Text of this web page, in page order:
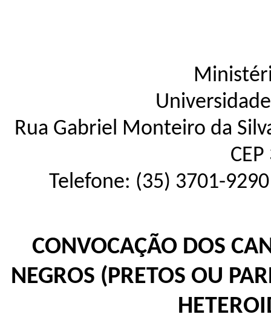
Rua Gabriel Monteiro da
Telefone: (35) 3701-
CONVOCAÇÃO DOS
NEGROS (PRETOS OU